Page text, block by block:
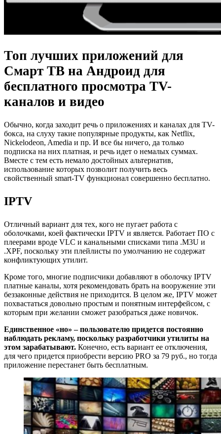
Топ лучших приложений для
Смарт ТВ на Андроид для
бесплатного просмотра TV-
каналов и видео
Обычно, когда заходит речь о приложениях и каналах для TV-
бокса, на слуху такие популярные продукты, как Netflix,
Nickelodeon, Amedia и пр. И все бы ничего, да только
подписка на них платная, и речь идет о немалых суммах.
Вместе с тем есть немало достойных альтернатив,
использование которых позволит получить весь
свойственный smart-TV функционал совершенно бесплатно.
IPTV
Отличный вариант для тех, кого не пугает работа с
оболочками, коей фактически IPTV и является. Работает ПО с
плеерами вроде VLC и канальными списками типа .M3U и
.XPF, поскольку эти плейлисты по умолчанию не содержат
конфликтующих утилит.
Кроме того, многие подписчики добавляют в оболочку IPTV
платные каналы, хотя рекомендовать брать на вооружение эти
беззаконные действия не приходится. В целом же, IPTV может
похвастаться довольно простым и понятным интерфейсом, с
которым при желании сможет разобраться даже новичок.
Единственное «но» – пользователю придется постоянно
наблюдать рекламу, поскольку разработчики утилиты на
этом зарабатывают. Конечно, есть вариант ее отключения,
для чего придется приобрести версию PRO за 79 руб., но тогда
приложение перестанет быть бесплатным.